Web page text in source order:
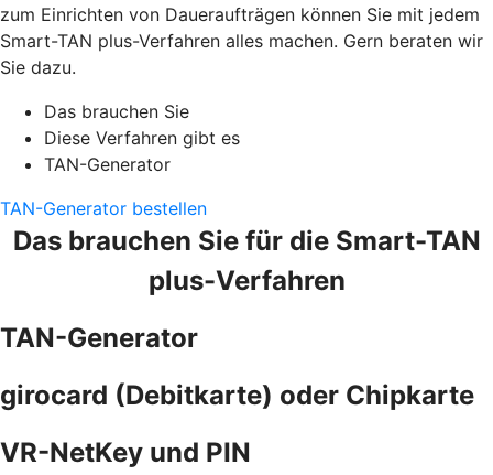
zum Einrichten von Daueraufträgen können Sie mit jedem
Smart-TAN plus-Verfahren alles machen. Gern beraten wir
Sie dazu.
Das brauchen Sie
Diese Verfahren gibt es
TAN-Generator
TAN-Generator bestellen
Das brauchen Sie für die Smart-TAN
plus-Verfahren
TAN-Generator
girocard (Debitkarte) oder Chipkarte
VR-NetKey und PIN